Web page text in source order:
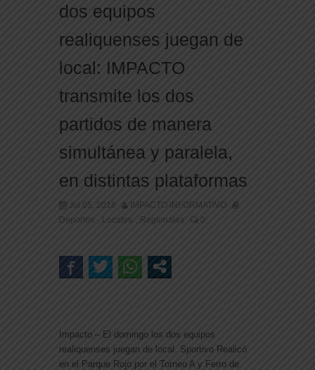
dos equipos
realiquenses juegan de
local: IMPACTO
transmite los dos
partidos de manera
simultánea y paralela,
en distintas plataformas
Jul 05, 2018
IMPACTO INFORMATIVO
Deportes
Locales Regionales 0
Impacto – El domingo los dos equipos
realiquenses juegan de local. Sportivo Realicó
en el Parque Rojo por el Torneo A y Ferro de